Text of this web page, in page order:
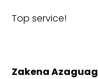
Top service!
Zakena Azaguag